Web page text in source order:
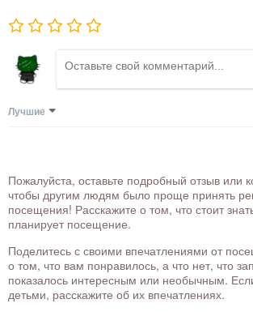
Лучшие
Пожалуйста, оставьте подробный отзыв или
чтобы другим людям было проще принять
посещения! Расскажите о том, что стоит
планирует посещение.
Поделитесь с своими впечатлениями от
о том, что вам понравилось, а что нет, что
показалось интересным или необычным.
детьми, расскажите об их впечатлениях.